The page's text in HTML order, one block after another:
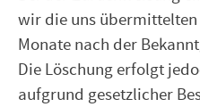
wir die uns
Monate nach der
Die Löschung erfolgt
aufgrund gesetzlicher